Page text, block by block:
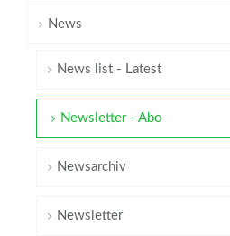
News
News list - Latest
Newsletter - Abo
Newsarchiv
Newsletter